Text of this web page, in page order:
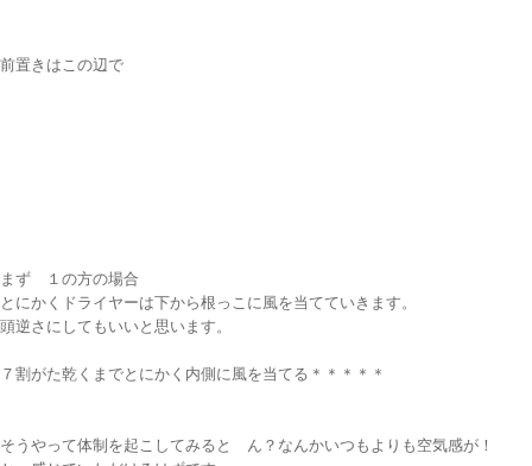
前置きはこの辺で
まず １の方の場合
とにかくドライヤーは下から根っこに風を当てていきます。
頭逆さにしてもいいと思います。
７割がた乾くまでとにかく内側に風を当てる＊＊＊＊＊
そうやって体制を起こしてみると ん？なんかいつもよりも空気感が！